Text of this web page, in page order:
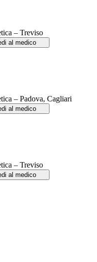
– Treviso
al medico
– Padova, Cagliari
al medico
– Treviso
al medico